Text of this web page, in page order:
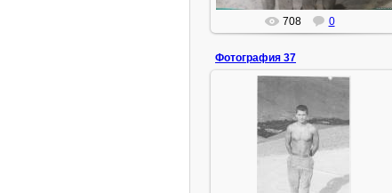
708 0
Фотография 37
02.08.2015
ИгорьМ